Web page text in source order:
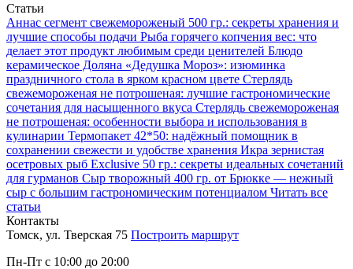
Статьи
Аннаc сегмент свежемороженый 500 гр.: секреты хранения и
лучшие способы подачи Рыба горячего копчения вес: что
делает этот продукт любимым среди ценителей Блюдо
керамическое Доляна «Дедушка Мороз»: изюминка
праздничного стола в ярком красном цвете Стерлядь
свежемороженая не потрошеная: лучшие гастрономические
сочетания для насыщенного вкуса Стерлядь свежемороженая
не потрошеная: особенности выбора и использования в
кулинарии Термопакет 42*50: надёжный помощник в
сохранении свежести и удобстве хранения Икра зернистая
осетровых рыб Exclusive 50 гр.: секреты идеальных сочетаний
для гурманов Сыр творожный 400 гр. от Брюкке — нежный
сыр с большим гастрономическим потенциалом Читать все
статьи
Контакты
Томск, ул. Тверская 75 Построить маршрут
Пн-Пт с 10:00 до 20:00